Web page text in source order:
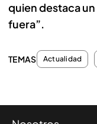
quien destaca
fuera”.
TEMAS Actualidad